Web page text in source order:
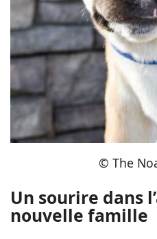
© The
Un sourire dans
nouvelle famille